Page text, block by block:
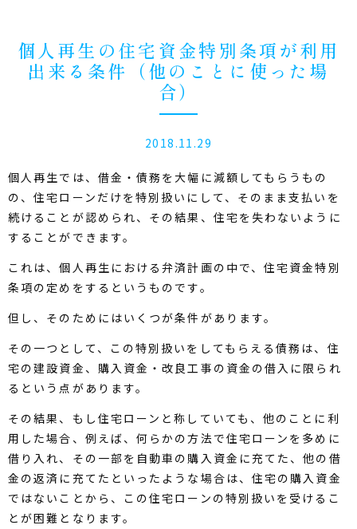
個人再生の住宅資金特別条項が利用
出来る条件（他のことに使った場
合）
2018.11.29
個人再生では、借金・債務を大幅に減額してもらうもの
の、住宅ローンだけを特別扱いにして、そのまま支払いを
続けることが認められ、その結果、住宅を失わないように
することができます。
これは、個人再生における弁済計画の中で、住宅資金特別
条項の定めをするというものです。
但し、そのためにはいくつが条件があります。
その一つとして、この特別扱いをしてもらえる債務は、住
宅の建設資金、購入資金・改良工事の資金の借入に限られ
るという点があります。
その結果、もし住宅ローンと称していても、他のことに利
用した場合、例えば、何らかの方法で住宅ローンを多めに
借り入れ、その一部を自動車の購入資金に充てた、他の借
金の返済に充てたといったような場合は、住宅の購入資金
ではないことから、この住宅ローンの特別扱いを受けるこ
とが困難となります。